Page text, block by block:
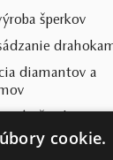
šperkov
diamantov a
otázky (FAQ)
cookie.